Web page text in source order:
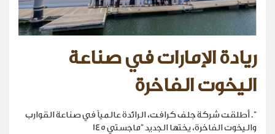
ريادة الإمارات في صناعة
اليخوت الفاخرة
". أطلقت شركة جلف كرافت، الرائدة عالمياً في صناعة القوارب
واليخوت الفاخرة، يختها الجديد "ماجستي 145